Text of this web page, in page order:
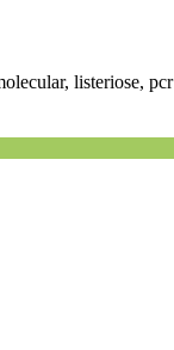
listeriose, pcr